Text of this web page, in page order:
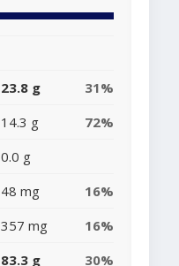
23.8 g
31%
14.3 g
72%
0.0 g
48 mg
16%
357 mg
16%
83.3 g 30%